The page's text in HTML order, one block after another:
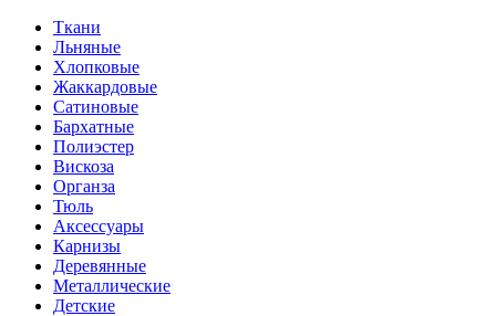
Ткани
Льняные
Хлопковые
Жаккардовые
Сатиновые
Бархатные
Полиэстер
Вискоза
Органза
Тюль
Аксессуары
Карнизы
Деревянные
Металлические
Детские